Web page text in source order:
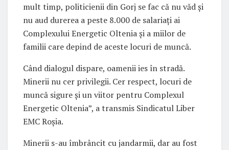
mult timp, politicienii din Gorj se fac că nu văd și
nu aud durerea a peste 8.000 de salariați ai
Complexului Energetic Oltenia și a miilor de
familii care depind de aceste locuri de muncă.
Când dialogul dispare, oamenii ies în stradă.
Minerii nu cer privilegii. Cer respect, locuri de
muncă sigure și un viitor pentru Complexul
Energetic Oltenia”, a transmis Sindicatul Liber
EMC Roșia.
Minerii s-au îmbrâncit cu jandarmii, dar au fost